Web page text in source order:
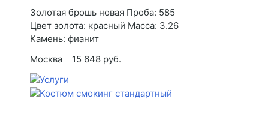
Золотая брошь новая Проба: 585
Цвет золота: красный Масса: 3.26
Камень: фианит
Москва
15 648 руб.